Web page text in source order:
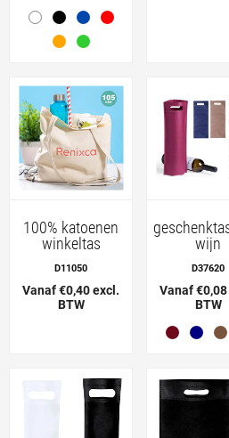
100% katoenen
winkeltas
D11050
Vanaf €0,40 excl.
BTW
wijn
D37620
Vanaf
BTW